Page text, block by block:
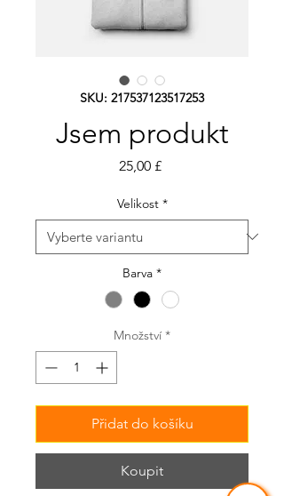
SKU: 217537123517253
Jsem produkt
25,00 £Cena
Velikost *
Barva *
Množství *
Přidat do košíku
Koupit